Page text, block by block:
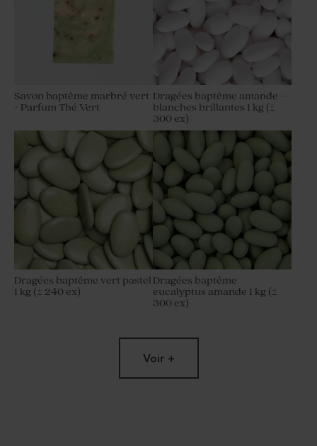
Savon baptême marbré vert
- Parfum Thé Vert
Dragées baptême amande –
blanches brillantes 1 kg (±
300 ex)
Dragées baptême vert pastel
1 kg (± 240 ex)
Dragées baptême
eucalyptus amande 1 kg (±
300 ex)
Voir +